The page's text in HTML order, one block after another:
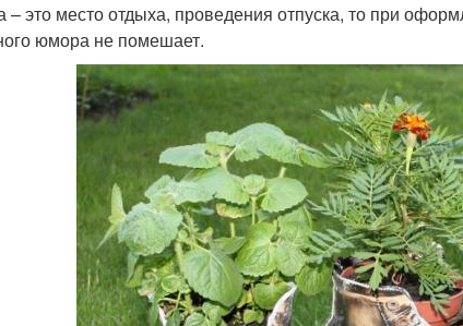
– это место отдыха, проведения отпуска, то при
юмора не помешает.